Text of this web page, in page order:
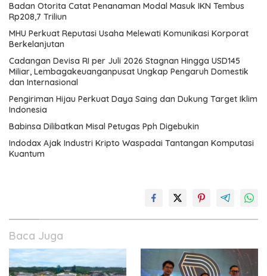
Badan Otorita Catat Penanaman Modal Masuk IKN Tembus
Rp208,7 Triliun
MHU Perkuat Reputasi Usaha Melewati Komunikasi Korporat
Berkelanjutan
Cadangan Devisa RI per Juli 2026 Stagnan Hingga USD145
Miliar, Lembagakeuanganpusat Ungkap Pengaruh Domestik
dan Internasional
Pengiriman Hijau Perkuat Daya Saing dan Dukung Target Iklim
Indonesia
Babinsa Dilibatkan Misal Petugas Pph Digebukin
Indodax Ajak Industri Kripto Waspadai Tantangan Komputasi
Kuantum
Baca Juga